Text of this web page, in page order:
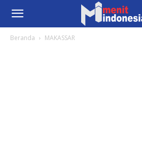
Beranda MAKASSAR